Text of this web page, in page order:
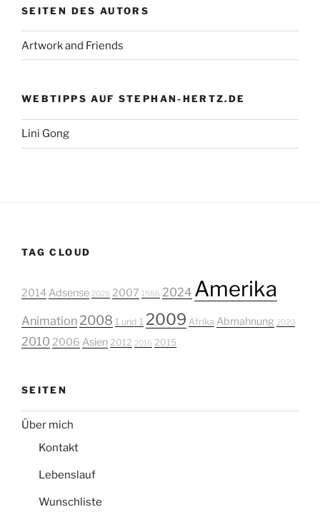
SEITEN DES AUTORS
Artwork and Friends
WEBTIPPS AUF STEPHAN-HERTZ.DE
Lini Gong
TAG CLOUD
2014 Adsense 2028 2007 1986 2024 Amerika
Animation 2008 1 und 1 2009 Afrika Abmahnung 2020
2010 2006 Asien 2012 2016 2015
SEITEN
Über mich
Kontakt
Lebenslauf
Wunschliste